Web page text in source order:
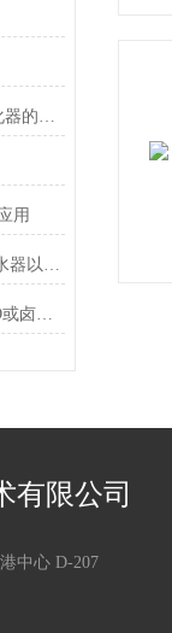
Laboratorio Elettrofisico工业磁化器的工作原理
用
microjet该系列包括微型喷头洒水器以及不同类型的喷头
肖特SCHOTT光纤光源采用LED或卤素照明
有限公司
中心 D-207